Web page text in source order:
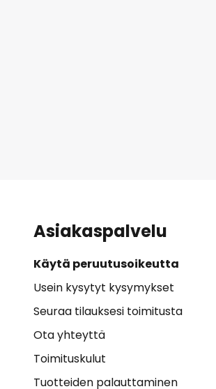
Asiakaspalvelu
Käytä peruutusoikeutta
Usein kysytyt kysymykset
Seuraa tilauksesi toimitusta
Ota yhteyttä
Toimituskulut
Tuotteiden palauttaminen